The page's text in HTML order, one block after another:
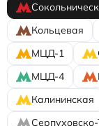
Кольцевая
МЦД-1
МЦД-4
Калининская